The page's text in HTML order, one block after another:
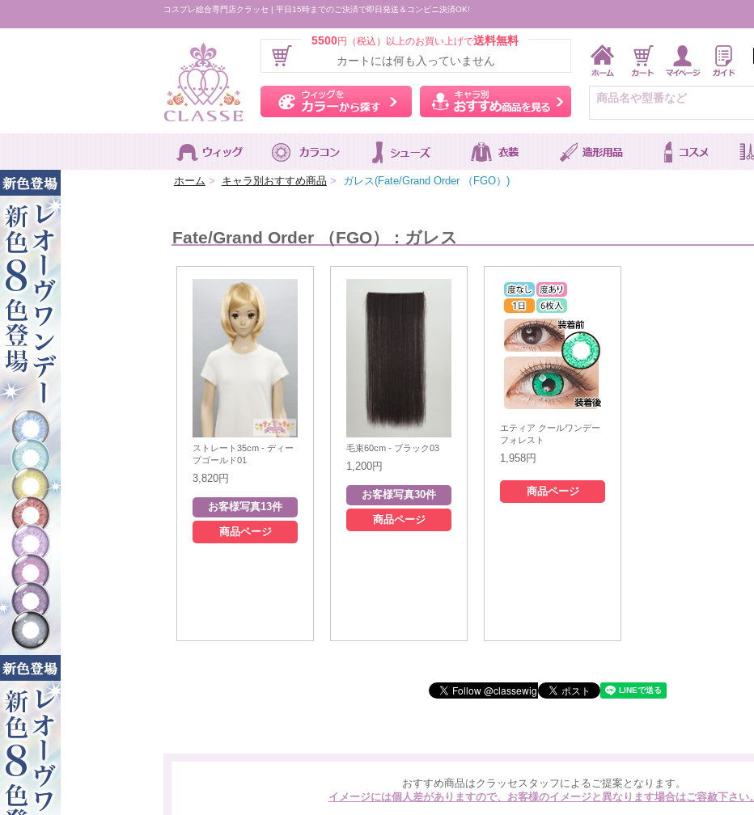
コスプレ総合専門店クラッセ | 平日15時までのご決済で即日発送＆コンビニ決済OK!
5500円（税込）以上のお買い上げで送料無料
カートには何も入っていません
ウィッグをカラーから探す キャラ別おすすめ商品を見る
ホーム > キャラ別おすすめ商品 > ガレス(Fate/Grand Order （FGO）)
Fate/Grand Order （FGO） : ガレス
ストレート35cm - ディー
プゴールド01
3,820円
商品ページ
毛束60cm - ブラック03
1,200円
商品ページ
エティア クールワンデー
フォレスト
1,958円
商品ページ
おすすめ商品はクラッセスタッフによるご提案となります。
イメージには個人差がありますので、お客様のイメージと異なります場合はご容赦下さい。